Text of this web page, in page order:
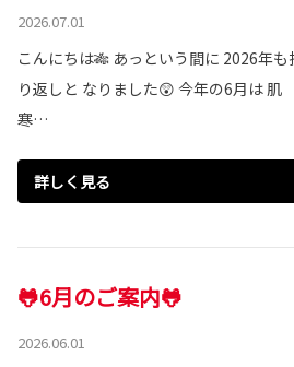
2026.07.01
こんにちは🎋 あっという間に 2026年も
り返しと なりました😲 今年の6月は 肌
寒…
詳しく見る
🐸6月のご案内🐸
2026.06.01